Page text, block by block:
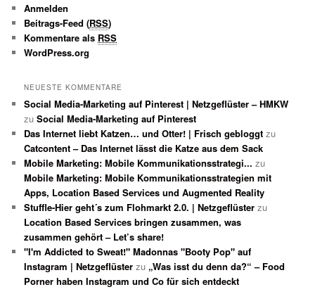
Anmelden
Beitrags-Feed (RSS)
Kommentare als RSS
WordPress.org
NEUESTE KOMMENTARE
Social Media-Marketing auf Pinterest | Netzgeflüster – HMKW
zuSocial Media-Marketing auf Pinterest
Das Internet liebt Katzen… und Otter! | Frisch gebloggt zu
Catcontent – Das Internet lässt die Katze aus dem Sack
Mobile Marketing: Mobile Kommunikationsstrategi... zu
Mobile Marketing: Mobile Kommunikationsstrategien mit
Apps, Location Based Services und Augmented Reality
Stuffle-Hier geht´s zum Flohmarkt 2.0. | Netzgeflüster zu
Location Based Services bringen zusammen, was
zusammen gehört – Let’s share!
"I'm Addicted to Sweat!" Madonnas "Booty Pop" auf
Instagram | Netzgeflüster zu „Was isst du denn da?“ – Food
Porner haben Instagram und Co für sich entdeckt